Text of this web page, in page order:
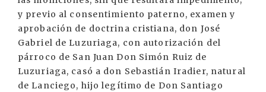
y previo al consentimiento paterno, examen y
aprobación de doctrina cristiana, don José
Gabriel de Luzuriaga, con autorización del
párroco de San Juan Don Simón Ruiz de
Luzuriaga, casó a don Sebastián Iradier, natural
de Lanciego, hijo legítimo de Don Santiago